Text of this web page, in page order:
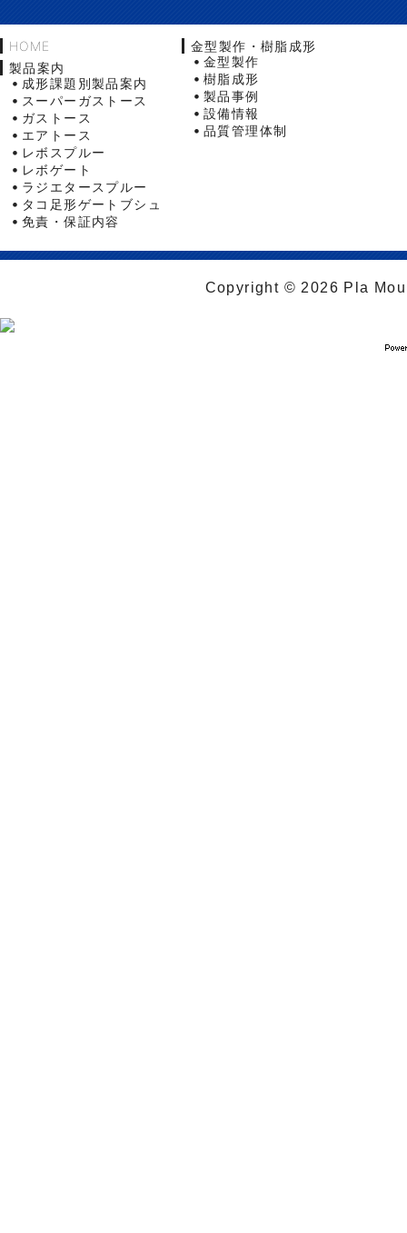
HOME
製品案内
成形課題別製品案内
スーパーガストース
ガストース
エアトース
レボスプルー
レボゲート
ラジエタースプルー
タコ足形ゲートブシュ
免責・保証内容
金型製作・樹脂成形
金型製作
樹脂成形
製品事例
設備情報
品質管理体制
Copyright © 2026 Pla